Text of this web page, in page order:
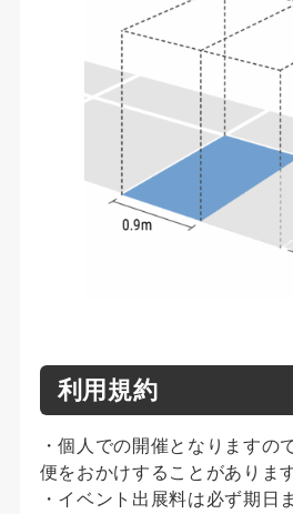
利用規約
・個人での開催となりますの
便をおかけすることがあります
・イベント出展料は必ず期日